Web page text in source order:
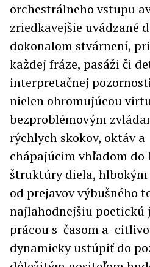
orchestrálneho vstupu
zriedkavejšie uvádzané
dokonalom stvárnení,
každej fráze, pasáži či
interpretačnej
nielen ohromujúcou
bezproblémovým
rýchlych skokov, oktáv
chápajúcim vhľadom do
štruktúry diela,
od prejavov výbušného
najlahodnejšiu poetickú
prácou s časom a
dynamicky ustúpiť do